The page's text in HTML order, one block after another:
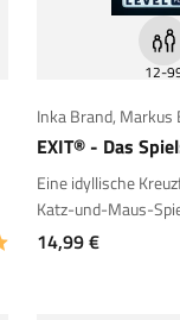
12-
Inka Brand, Markus
EXIT® - Das
Eine idyllische
Katz-und-Maus-
Angebot
14,99 €